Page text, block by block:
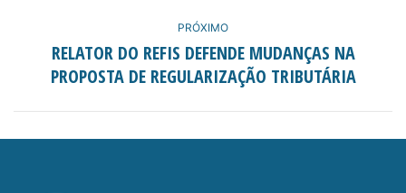
PRÓXIMO
Próximo
post:
RELATOR DO REFIS DEFENDE MUDANÇAS NA
PROPOSTA DE REGULARIZAÇÃO TRIBUTÁRIA